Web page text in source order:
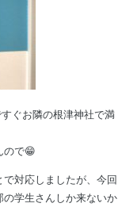
ぐお隣の根津神社で満
ので😁
対応しましたが、今回
学生さんしか来ないか